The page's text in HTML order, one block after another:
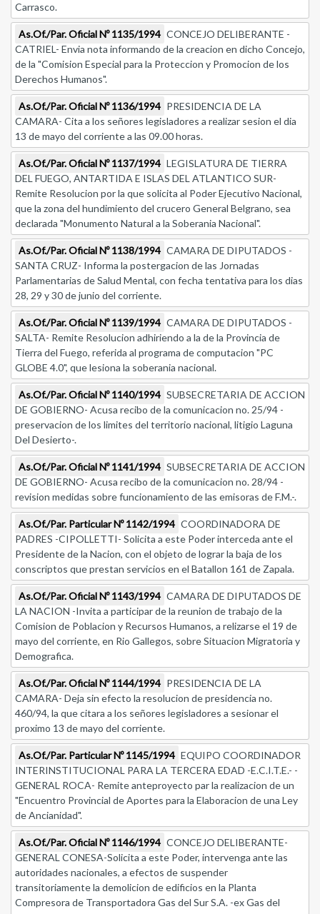
Carrasco.
As.Of./Par. Oficial Nº 1135/1994 CONCEJO DELIBERANTE -
CATRIEL- Envia nota informando de la creacion en dicho Concejo,
de la "Comision Especial para la Proteccion y Promocion de los
Derechos Humanos".
As.Of./Par. Oficial Nº 1136/1994 PRESIDENCIA DE LA
CAMARA- Cita a los señores legisladores a realizar sesion el dia
13 de mayo del corriente a las 09.00 horas.
As.Of./Par. Oficial Nº 1137/1994 LEGISLATURA DE TIERRA
DEL FUEGO, ANTARTIDA E ISLAS DEL ATLANTICO SUR-
Remite Resolucion por la que solicita al Poder Ejecutivo Nacional,
que la zona del hundimiento del crucero General Belgrano, sea
declarada "Monumento Natural a la Soberania Nacional".
As.Of./Par. Oficial Nº 1138/1994 CAMARA DE DIPUTADOS -
SANTA CRUZ- Informa la postergacion de las Jornadas
Parlamentarias de Salud Mental, con fecha tentativa para los dias
28, 29 y 30 de junio del corriente.
As.Of./Par. Oficial Nº 1139/1994 CAMARA DE DIPUTADOS -
SALTA- Remite Resolucion adhiriendo a la de la Provincia de
Tierra del Fuego, referida al programa de computacion "PC
GLOBE 4.0", que lesiona la soberania nacional.
As.Of./Par. Oficial Nº 1140/1994 SUBSECRETARIA DE ACCION
DE GOBIERNO- Acusa recibo de la comunicacion no. 25/94 -
preservacion de los limites del territorio nacional, litigio Laguna
Del Desierto-.
As.Of./Par. Oficial Nº 1141/1994 SUBSECRETARIA DE ACCION
DE GOBIERNO- Acusa recibo de la comunicacion no. 28/94 -
revision medidas sobre funcionamiento de las emisoras de F.M.-.
As.Of./Par. Particular Nº 1142/1994 COORDINADORA DE
PADRES -CIPOLLETTI- Solicita a este Poder interceda ante el
Presidente de la Nacion, con el objeto de lograr la baja de los
conscriptos que prestan servicios en el Batallon 161 de Zapala.
As.Of./Par. Oficial Nº 1143/1994 CAMARA DE DIPUTADOS DE
LA NACION -Invita a participar de la reunion de trabajo de la
Comision de Poblacion y Recursos Humanos, a relizarse el 19 de
mayo del corriente, en Rio Gallegos, sobre Situacion Migratoria y
Demografica.
As.Of./Par. Oficial Nº 1144/1994 PRESIDENCIA DE LA
CAMARA- Deja sin efecto la resolucion de presidencia no.
460/94, la que citara a los señores legisladores a sesionar el
proximo 13 de mayo del corriente.
As.Of./Par. Particular Nº 1145/1994 EQUIPO COORDINADOR
INTERINSTITUCIONAL PARA LA TERCERA EDAD -E.C.I.T.E.- -
GENERAL ROCA- Remite anteproyecto par la realizacion de un
"Encuentro Provincial de Aportes para la Elaboracion de una Ley
de Ancianidad".
As.Of./Par. Oficial Nº 1146/1994 CONCEJO DELIBERANTE-
GENERAL CONESA-Solicita a este Poder, intervenga ante las
autoridades nacionales, a efectos de suspender
transitoriamente la demolicion de edificios en la Planta
Compresora de Transportadora Gas del Sur S.A. -ex Gas del